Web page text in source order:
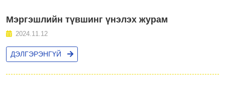
Мэргэшлийн түвшинг үнэлэх журам
2024.11.12
ДЭЛГЭРЭНГҮЙ